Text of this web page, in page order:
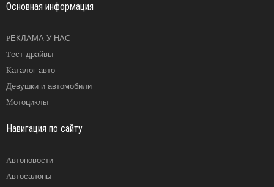
Основная информация
РЕКЛАМА У НАС
Тест-драйвы
Каталог авто
Девушки и автомобили
Мотоциклы
Навигация по сайту
Автоновости
Автосалоны